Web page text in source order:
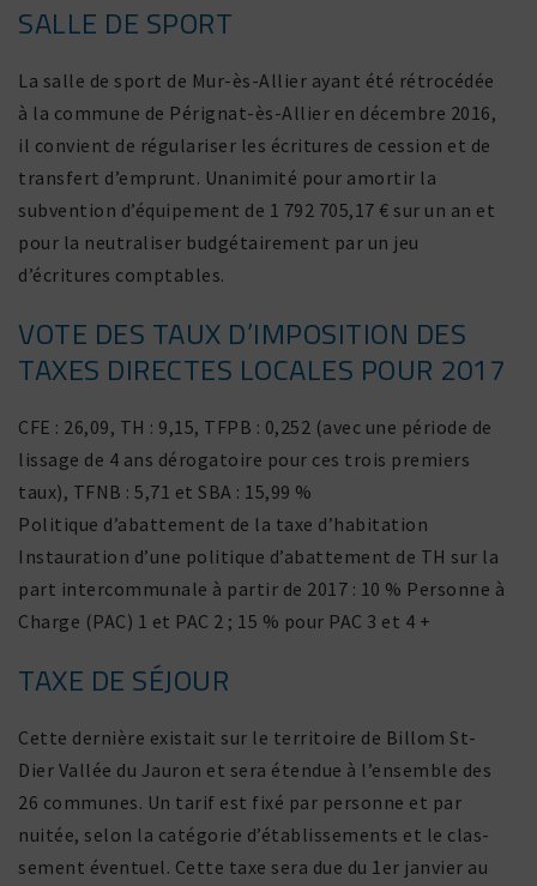
SALLE DE SPORT
La salle de sport de Mur-ès-Allier ayant été rétro­cédée
à la commune de Pérignat-ès-Allier en décembre 2016,
il convient de régu­la­riser les écri­tures de cession et de
trans­fert d’emprunt. Unanimité pour amortir la
subven­tion d’équipement de 1 792 705,17 € sur un an et
pour la neutra­liser budgé­tai­re­ment par un jeu
d’écritures comptables.
VOTE DES TAUX D’IMPOSITION DES
TAXES DIRECTES LOCALES POUR 2017
CFE : 26,09, TH : 9,15, TFPB : 0,252 (avec une période de
lissage de 4 ans déro­ga­toire pour ces trois premiers
taux), TFNB : 5,71 et SBA : 15,99 %
Politique d’abattement de la taxe d’habitation
Instauration d’une poli­tique d’abattement de TH sur la
part inter­com­mu­nale à partir de 2017 : 10 % Personne à
Charge (PAC) 1 et PAC 2 ; 15 % pour PAC 3 et 4 +
TAXE DE SÉJOUR
Cette dernière exis­tait sur le terri­toire de Billom St-
Dier Vallée du Jauron et sera étendue à l’ensemble des
26 communes. Un tarif est fixé par personne et par
nuitée, selon la caté­gorie d’établissements et le clas­
se­ment éven­tuel. Cette taxe sera due du 1er janvier au